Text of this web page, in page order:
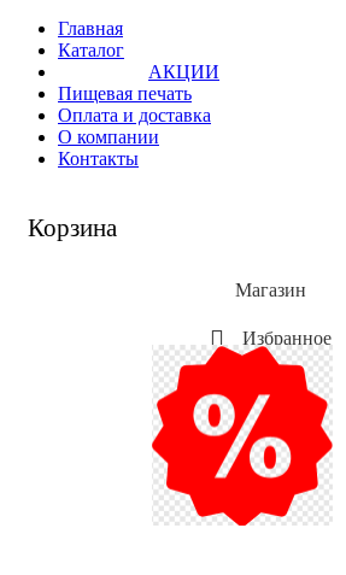
Главная
Каталог
АКЦИИ
Пищевая печать
Оплата и доставка
О компании
Контакты
Корзина
Магазин
Избранное
Мой аккаунт
Акции